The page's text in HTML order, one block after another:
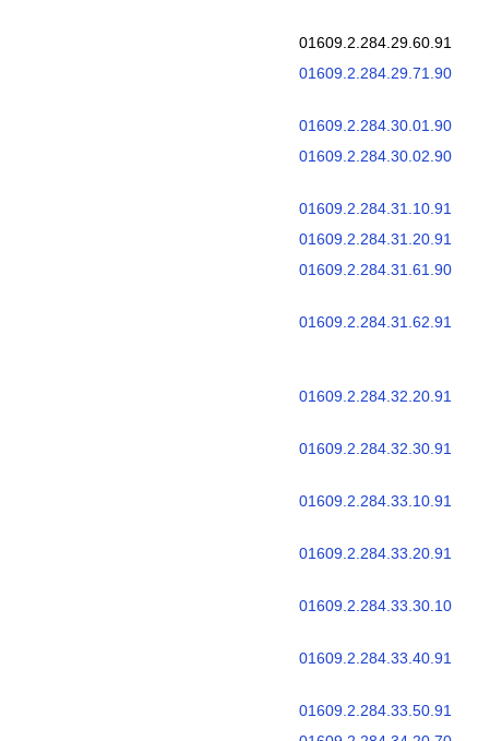
01609.2.284.29.60.91
01609.2.284.29.71.90
01609.2.284.30.01.90
01609.2.284.30.02.90
01609.2.284.31.10.91
01609.2.284.31.20.91
01609.2.284.31.61.90
01609.2.284.31.62.91
01609.2.284.32.20.91
01609.2.284.32.30.91
01609.2.284.33.10.91
01609.2.284.33.20.91
01609.2.284.33.30.10
01609.2.284.33.40.91
01609.2.284.33.50.91